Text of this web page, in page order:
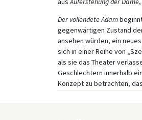
Der vollendete Adam
gegenwärtigen Zustand
ansehen würden, ein
sich in einer Reihe von
als sie das Theater
Geschlechtern innerhalb
Konzept zu betrachten,
komplizierteres Bild.
Widerspruch zu